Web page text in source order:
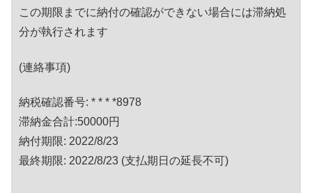
この期限までに納付の確認ができない場合には滞納処
分が執行されます
(連絡事項)
納税確認番号: * * * *8978
滞納金合計:50000円
納付期限: 2022/8/23
最終期限: 2022/8/23 (支払期日の延長不可)